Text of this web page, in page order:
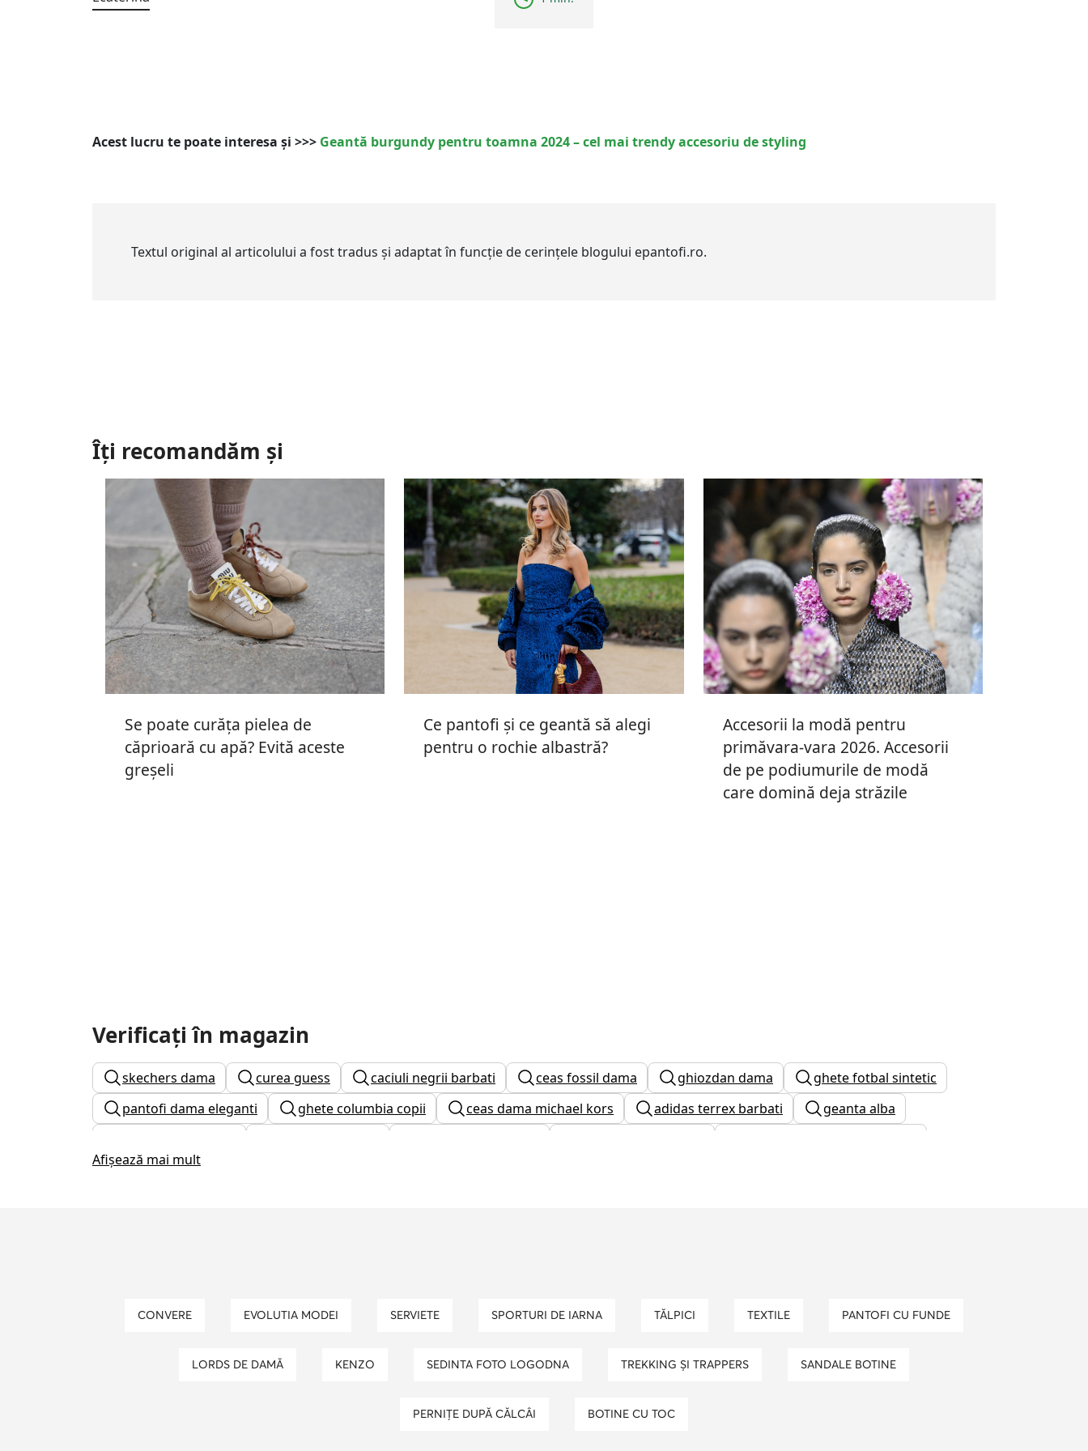
Acest lucru te poate interesa și >>> Geantă burgundy pentru toamna 2024 – cel mai trendy accesoriu de styling
Textul original al articolului a fost tradus și adaptat în funcție de cerințele blogului epantofi.ro.
Îți recomandăm și
Se poate curăța pielea de
căprioară cu apă? Evită aceste
greșeli
Ce pantofi și ce geantă să alegi
pentru o rochie albastră?
Accesorii la modă pentru
primăvara-vara 2026. Accesorii
de pe podiumurile de modă
care domină deja străzile
Verificați în magazin
skechers dama curea guess caciuli negrii barbati ceas fossil dama ghiozdan dama
ghete fotbal sintetic
pantofi dama eleganti
ghete columbia copii ceas dama michael kors adidas terrex barbati
geanta alba
geanta pinko
Afișează mai mult
CONVERE EVOLUTIA MODEI SERVIETE SPORTURI DE IARNA TĂLPICI TEXTILE PANTOFI CU FUNDE
LORDS DE DAMĂ KENZO SEDINTA FOTO LOGODNA TREKKING ȘI TRAPPERS SANDALE BOTINE
PERNIȚE DUPĂ CĂLCÂI BOTINE CU TOC